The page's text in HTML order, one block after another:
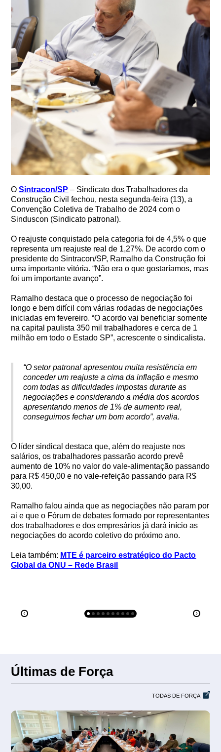
OSintracon/SP – Sindicato dos Trabalhadores da
Construção Civil fechou, nesta segunda-feira (13), a
Convenção Coletiva de Trabalho de 2024 com o
Sinduscon (Sindicato patronal).
O reajuste conquistado pela categoria foi de 4,5% o que
representa um reajuste real de 1,27%. De acordo com o
presidente do Sintracon/SP, Ramalho da Construção foi
uma importante vitória. “Não era o que gostaríamos, mas
foi um importante avanço”.
Ramalho destaca que o processo de negociação foi
longo e bem difícil com várias rodadas de negociações
iniciadas em fevereiro. “O acordo vai beneficiar somente
na capital paulista 350 mil trabalhadores e cerca de 1
milhão em todo o Estado SP”, acrescente o sindicalista.
“O setor patronal apresentou muita resistência em
conceder um reajuste a cima da inflação e mesmo
com todas as dificuldades impostas durante as
negociações e considerando a média dos acordos
apresentando menos de 1% de aumento real,
conseguimos fechar um bom acordo”, avalia.
O líder sindical destaca que, além do reajuste nos
salários, os trabalhadores passarão acordo prevê
aumento de 10% no valor do vale-alimentação passando
para R$ 450,00 e no vale-refeição passando para R$
30,00.
Ramalho falou ainda que as negociações não param por
ai e que o Fórum de debates formado por representantes
dos trabalhadores e dos empresários já dará início as
negociações do acordo coletivo do próximo ano.
Leia também: MTE é parceiro estratégico do Pacto
Global da ONU – Rede Brasil
Últimas de Força
TODAS DE FORÇA